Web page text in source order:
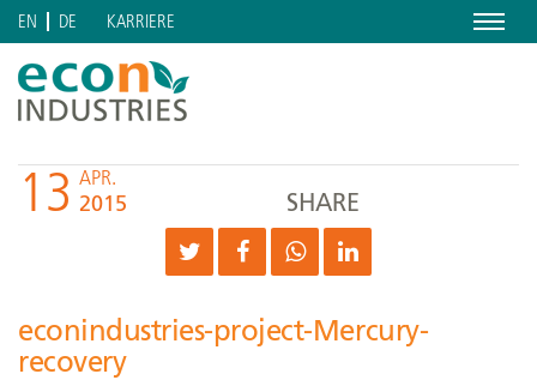
Menu
EN DE KARRIERE
13 APR.
2015 SHARE
econindustries-project-Mercury-
recovery